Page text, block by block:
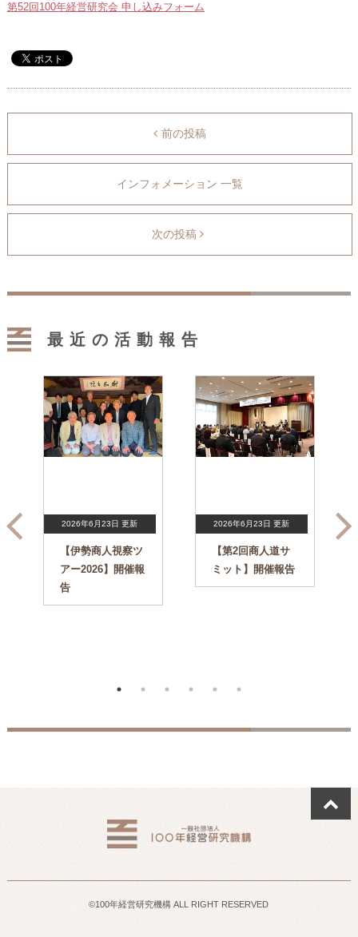
第52回100年経営研究会 申し込みフォーム
前の投稿
インフォメーション 一覧
次の投稿
最近の活動報告
2026年6月23日 更新
【伊勢商人視察ツ
アー2026】開催報
告
2026年6月23日 更新
【第2回商人道サ
ミット】開催報告
©100年経営研究機構 ALL RIGHT RESERVED